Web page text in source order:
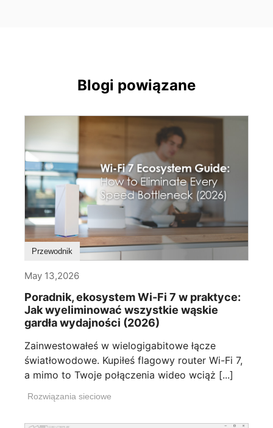
Blogi powiązane
Przewodnik
May 13,2026
Poradnik, ekosystem Wi-Fi 7 w praktyce:
Jak wyeliminować wszystkie wąskie
gardła wydajności (2026)
Zainwestowałeś w wielogigabitowe łącze
światłowodowe. Kupiłeś flagowy router Wi-Fi 7,
a mimo to Twoje połączenia wideo wciąż [...]
Rozwiązania sieciowe